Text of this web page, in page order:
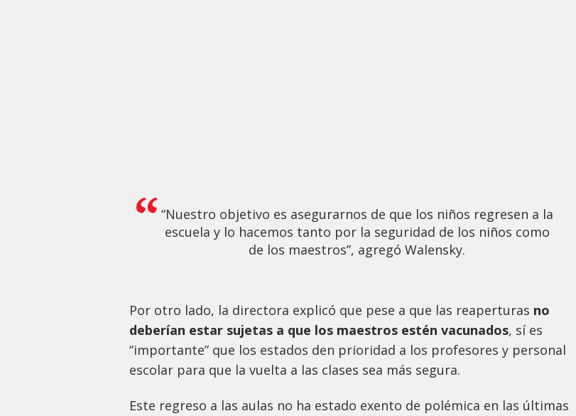
“Nuestro objetivo es asegurarnos de que los niños regresen a la
escuela y lo hacemos tanto por la seguridad de los niños como
de los maestros”, agregó Walensky.
Por otro lado, la directora explicó que pese a que las reaperturas no
deberían estar sujetas a que los maestros estén vacunados, sí es
“importante” que los estados den prioridad a los profesores y personal
escolar para que la vuelta a las clases sea más segura.
Este regreso a las aulas no ha estado exento de polémica en las últimas